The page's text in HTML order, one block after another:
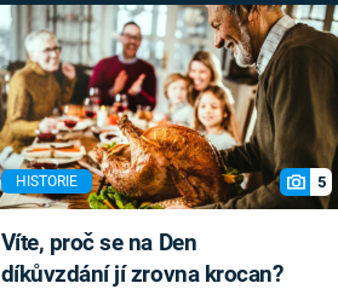
HISTORIE 5
Víte, proč se na Den
díkůvzdání jí zrovna krocan?